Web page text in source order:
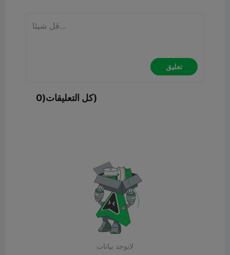
تعليق
كل التعليقات(0)
لايوجد بيانات